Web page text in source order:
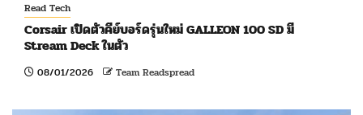
Read Tech
Corsair เปิดตัวคีย์บอร์ดรุ่นใหม่ GALLEON 100 SD มี
Stream Deck ในตัว
08/01/2026 Team Readspread